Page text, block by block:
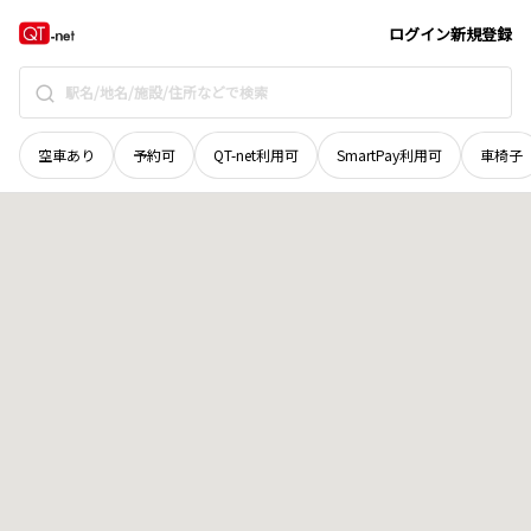
ログイン新規登録
空車あり 予約可 QT-net利用可 SmartPay利用可 車椅子
愛媛県